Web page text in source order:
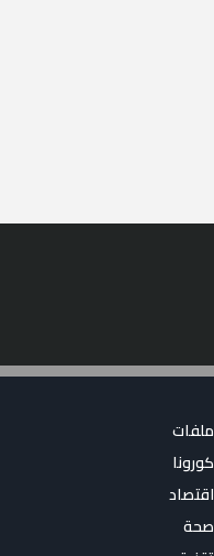
ملفات
كورونا
اقتصاد
صحة